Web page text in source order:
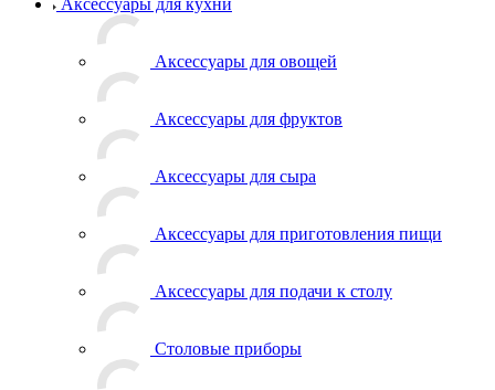
Аксессуары для кухни
Аксессуары для овощей
Аксессуары для фруктов
Аксессуары для сыра
Аксессуары для приготовления пищи
Аксессуары для подачи к столу
Столовые приборы